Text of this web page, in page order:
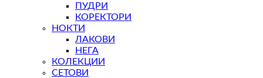
ПУДРИ
КОРЕКТОРИ
НОКТИ
ЛАКОВИ
НЕГА
КОЛЕКЦИИ
СЕТОВИ